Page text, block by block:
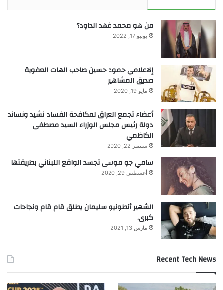
من هو محمد فهد الداود؟
يونيو 17, 2022
إلاعلامي حمود حسين صاحب الهات العفوية
صديق المشاهير
مايو 19, 2020
أعضاء تجمع العراق لمكافحة الفساد نشيد ونساند
دولة رئيس مجلس الوزراء السيد مصطفى
الكاظمي
سبتمبر 22, 2020
سامي جو موسى تجسد الواقع اللبناني بطريقتها
أغسطس 29, 2020
الشهير أنطونيو سليمان يطلق قام قام ونجاحات
كبرى.
مارس 13, 2021
Recent Tech News